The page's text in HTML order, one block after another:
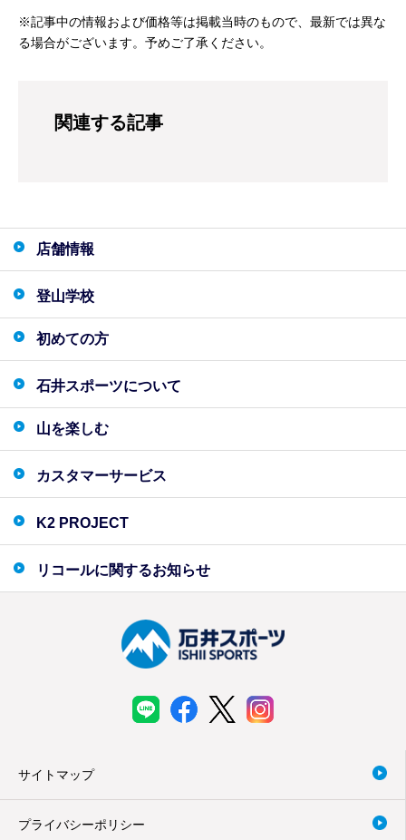
※記事中の情報および価格等は掲載当時のもので、最新では異な
る場合がございます。予めご了承ください。
関連する記事
店舗情報
登山学校
初めての方
石井スポーツについて
山を楽しむ
カスタマーサービス
K2 PROJECT
リコールに関するお知らせ
サイトマップ
プライバシーポリシー